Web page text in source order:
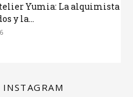
Yumia: La alquimista
y la...